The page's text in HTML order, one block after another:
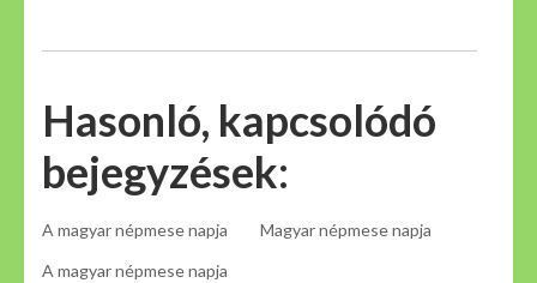
Hasonló, kapcsolódó
bejegyzések:
A magyar népmese napja
Magyar népmese napja
A magyar népmese napja